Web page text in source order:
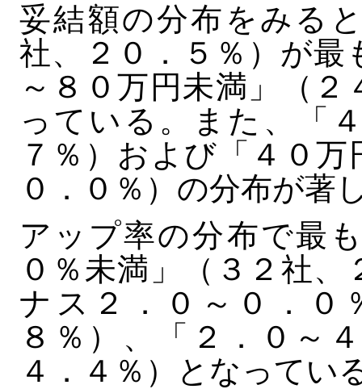
妥結額の分布をみる
社、２０．５％）が最
～８０万円未満」（
っている。また、「
７％）および「４０
０．０％）の分布が著
アップ率の分布で最
０％未満」（３２社
ナス２．０～０．０
８％）、「２．０～
４．４％）となってい